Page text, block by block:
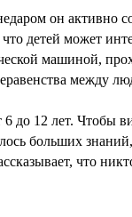
он активно
детей может
машиной,
между
до 12 лет. Чтобы
больших
что